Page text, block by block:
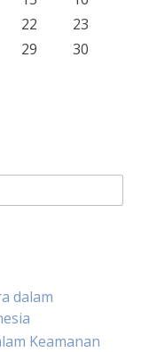
22
23
29
30
dalam
Keamanan